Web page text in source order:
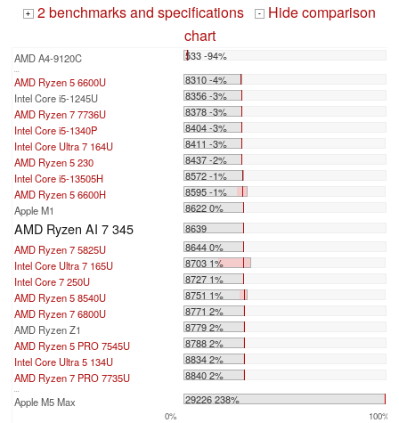
+ 2 benchmarks and specifications -
Hide comparison
chart
AMD A4-9120C 533 -94%
...
AMD Ryzen 5 6600U
8310 -4%
Intel Core i5-1245U
8356 -3%
AMD Ryzen 7 7736U
8378 -3%
Intel Core i5-1340P
8404 -3%
Intel Core Ultra 7 164U
8411 -3%
AMD Ryzen 5 230
8437 -2%
Intel Core i5-13505H
8572 -1%
AMD Ryzen 5 6600H
8595 -1%
Apple M1
8622 0%
AMD Ryzen AI 7 345
8639
AMD Ryzen 7 5825U
8644 0%
Intel Core Ultra 7 165U
8703 1%
Intel Core 7 250U
8727 1%
AMD Ryzen 5 8540U
8751 1%
AMD Ryzen 7 6800U
8771 2%
AMD Ryzen Z1
8779 2%
AMD Ryzen 5 PRO 7545U
8788 2%
Intel Core Ultra 5 134U
8834 2%
AMD Ryzen 7 PRO 7735U
8840 2%
...
Apple M5 Max 29226 238%
0% 100%